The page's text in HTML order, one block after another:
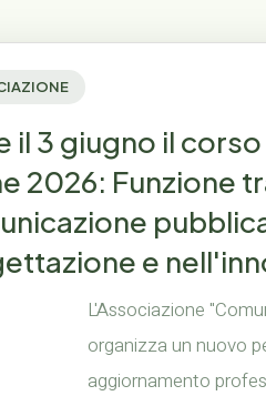
il 3 giugno il
2026: Funzione
e
L'Associazione
organizza un nuovo
aggiornamento